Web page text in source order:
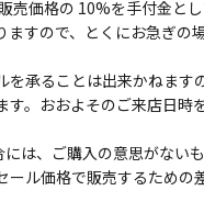
売価格の 10%を手付金と
すので、とくにお急ぎの
承ることは出来かねます
。おおよそのご来店日
は、ご購入の意思がな
ル価格で販売するための